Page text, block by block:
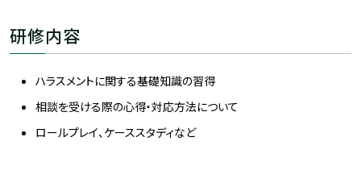
研修内容
ハラスメントに関する基礎知識の習得
相談を受ける際の心得・対応方法について
ロールプレイ、ケーススタディなど